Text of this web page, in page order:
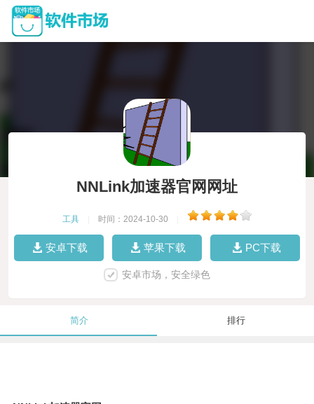
NNLink加速器官网网址
工具 时间：2024-10-30
安卓下载 苹果下载 PC下载
安卓市场，安全绿色
简介 排行